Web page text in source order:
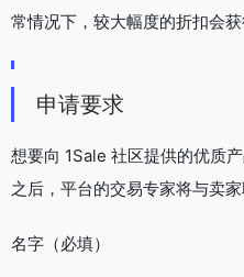
常情况下，较大幅度的折扣会获
申请要求
想要向 1Sale 社区提供的优质
之后，平台的交易专家将与卖家
名字（必填）